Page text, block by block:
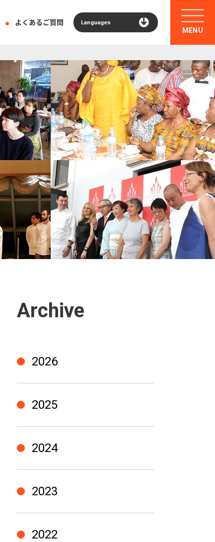
よくあるご質問 Languages
MENU
Archive
2026
2025
2024
2023
2022